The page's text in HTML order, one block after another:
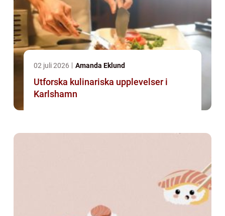
02 juli 2026 Amanda Eklund
Utforska kulinariska upplevelser i
Karlshamn